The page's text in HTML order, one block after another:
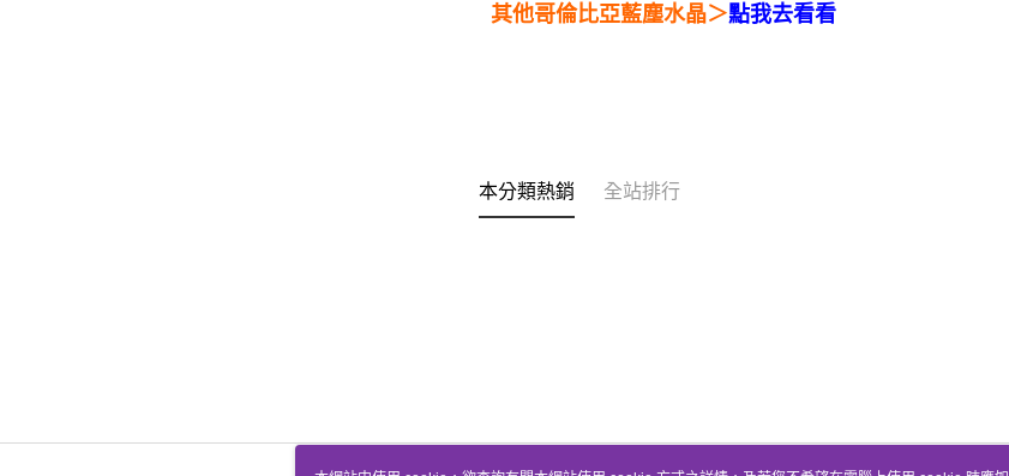
其他哥倫比亞藍塵水晶＞點我去看看
本分類熱銷 全站排行